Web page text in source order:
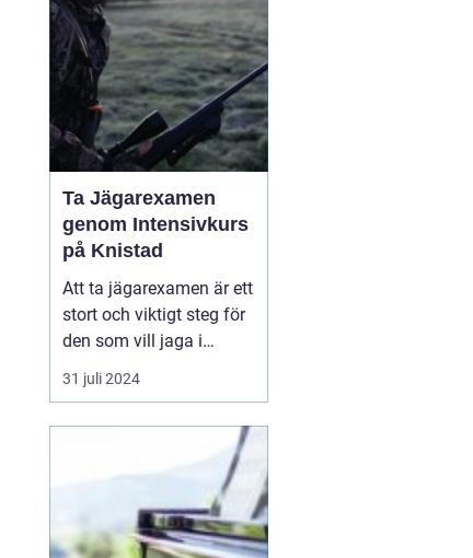
Ta Jägarexamen
genom Intensivkurs
på Knistad
Att ta jägarexamen är ett
stort och viktigt steg för
den som vill jaga i
Sverige. Inte nog med att
examen ger de
en trygg och ansvarsfull
jakt, den öppnar också
upp dörren till en ny v&...
31 juli 2024